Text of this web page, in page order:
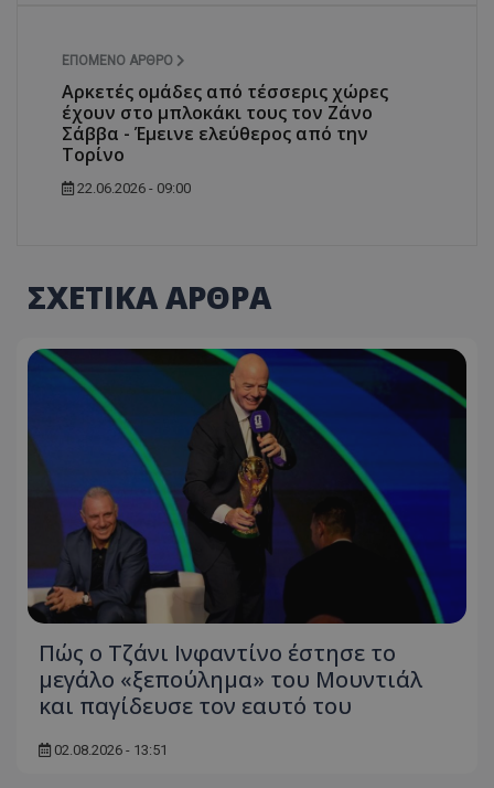
ΕΠΌΜΕΝΟ ΆΡΘΡΟ
Αρκετές ομάδες από τέσσερις χώρες
έχουν στο μπλοκάκι τους τον Ζάνο
Σάββα - Έμεινε ελεύθερος από την
Τορίνο
22.06.2026 - 09:00
ΣΧΕΤΙΚΑ ΑΡΘΡΑ
Πώς ο Τζάνι Ινφαντίνο έστησε το
μεγάλο «ξεπούλημα» του Μουντιάλ
και παγίδευσε τον εαυτό του
02.08.2026 - 13:51